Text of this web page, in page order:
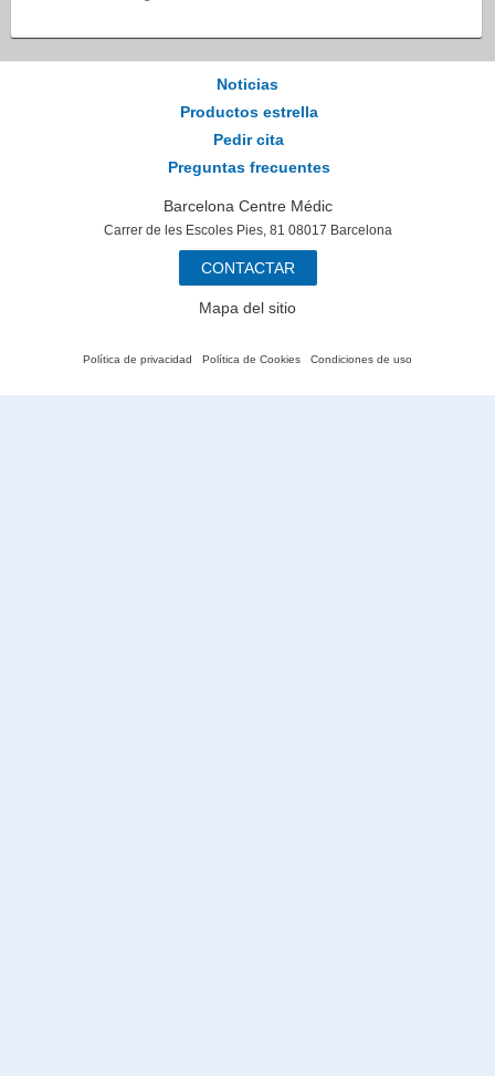
Noticias
Productos estrella
Pedir cita
Preguntas frecuentes
Barcelona Centre Médic
Carrer de les Escoles Pies, 81 08017 Barcelona
CONTACTAR
Mapa del sitio
Política de privacidad Política de Cookies Condiciones de uso